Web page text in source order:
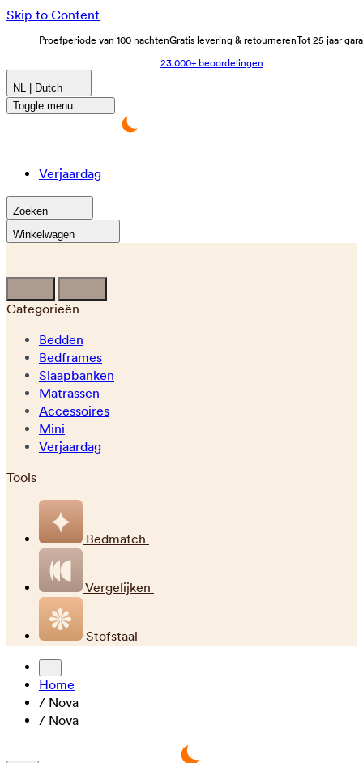
Skip to Content
Proefperiode van 100 nachtenGratis levering & retournerenTot 25 jaar
23.000+ beoordelingen
NL | Dutch
Toggle menu
Verjaardag
Zoeken
Winkelwagen
Categorieën
Bedden
Bedframes
Slaapbanken
Matrassen
Accessoires
Mini
Verjaardag
Tools
Bedmatch
Vergelijken
Stofstaal
...
Home
/ Nova
/ Nova